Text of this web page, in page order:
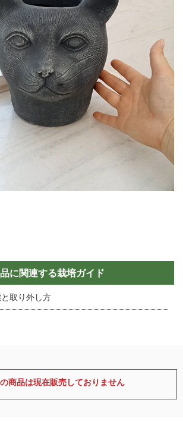
に関連する栽培ガイド
取り外し方
商品は現在販売しておりません